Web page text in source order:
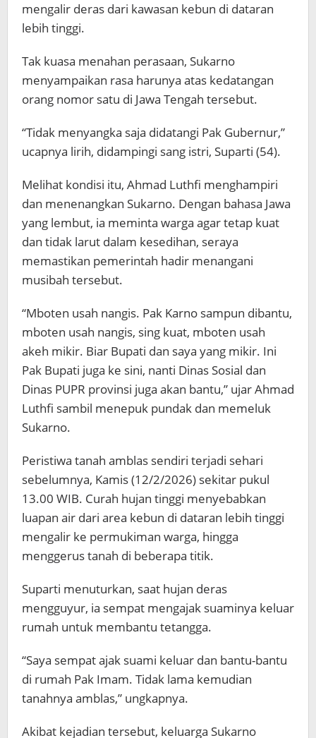
mengalir deras dari kawasan kebun di dataran
lebih tinggi.
Tak kuasa menahan perasaan, Sukarno
menyampaikan rasa harunya atas kedatangan
orang nomor satu di Jawa Tengah tersebut.
“Tidak menyangka saja didatangi Pak Gubernur,”
ucapnya lirih, didampingi sang istri, Suparti (54).
Melihat kondisi itu, Ahmad Luthfi menghampiri
dan menenangkan Sukarno. Dengan bahasa Jawa
yang lembut, ia meminta warga agar tetap kuat
dan tidak larut dalam kesedihan, seraya
memastikan pemerintah hadir menangani
musibah tersebut.
“Mboten usah nangis. Pak Karno sampun dibantu,
mboten usah nangis, sing kuat, mboten usah
akeh mikir. Biar Bupati dan saya yang mikir. Ini
Pak Bupati juga ke sini, nanti Dinas Sosial dan
Dinas PUPR provinsi juga akan bantu,” ujar Ahmad
Luthfi sambil menepuk pundak dan memeluk
Sukarno.
Peristiwa tanah amblas sendiri terjadi sehari
sebelumnya, Kamis (12/2/2026) sekitar pukul
13.00 WIB. Curah hujan tinggi menyebabkan
luapan air dari area kebun di dataran lebih tinggi
mengalir ke permukiman warga, hingga
menggerus tanah di beberapa titik.
Suparti menuturkan, saat hujan deras
mengguyur, ia sempat mengajak suaminya keluar
rumah untuk membantu tetangga.
“Saya sempat ajak suami keluar dan bantu-bantu
di rumah Pak Imam. Tidak lama kemudian
tanahnya amblas,” ungkapnya.
Akibat kejadian tersebut, keluarga Sukarno